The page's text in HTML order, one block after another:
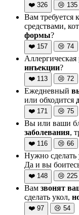
❤️ 326 😢 135
Вам требуется
средствами,
формы?
❤️ 157 😢 74
Аллергическая
инъекции?
❤️ 113 😢 72
Ежедневный
или обходится
❤️ 171 😢 75
Вы или ваши
заболевания,
❤️ 116 😢 66
Нужно сделать
Да и вы
❤️ 148 😢 225
Вам звонят
сделать укол,
❤️ 97 😢 54